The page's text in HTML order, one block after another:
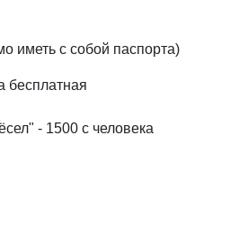
иметь с собой паспорта)
бесплатная
- 1500 с человека